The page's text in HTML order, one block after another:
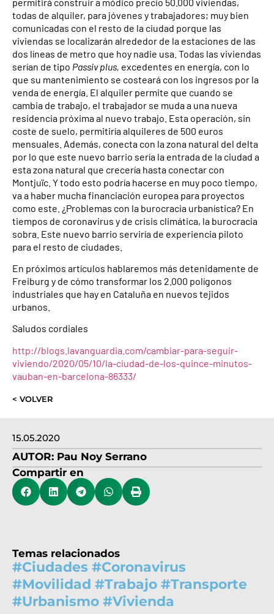
15.05.2020
AUTOR: Pau Noy Serrano
Compartir en
Temas relacionados
#Ciudades #Coronavirus
#Movilidad #Trabajo #Transporte
#Urbanismo #Vivienda
todas de alquiler, para jóvenes y trabajadores; muy bien
comunicadas con el resto de la ciudad porque las
viviendas se localizarán alrededor de la estaciones de las
dos líneas de metro que hoy nadie usa. Todas las viviendas
serían de tipo Passiv plus, excedentes en energía, con lo
que su mantenimiento se costeará con los ingresos por la
venda de energía. El alquiler permite que cuando se
cambia de trabajo, el trabajador se muda a una nueva
residencia próxima al nuevo trabajo. Esta operación, sin
coste de suelo, permitiría alquileres de 500 euros
mensuales. Además, conecta con la zona natural del delta
por lo que este nuevo barrio sería la entrada de la ciudad a
esta zona natural que crecería hasta conectar con
Montjuïc. Y todo esto podría hacerse en muy poco tiempo,
va a haber mucha financiación europea para proyectos
como este. ¿Problemas con la burocracia urbanística? En
tiempos de coronavirus y de crisis climática, la burocracia
sobra. Este nuevo barrio serviría de experiencia piloto
para el resto de ciudades.
En próximos artículos hablaremos más detenidamente de
Freiburg y de cómo transformar los 2.000 polígonos
industriales que hay en Cataluña en nuevos tejidos
urbanos.
Saludos cordiales
http://blogs.lavanguardia.com/cambiar-para-seguir-
viviendo/2020/05/10/la-ciudad-de-los-quince-minutos-
vauban-en-barcelona-86333/
< VOLVER